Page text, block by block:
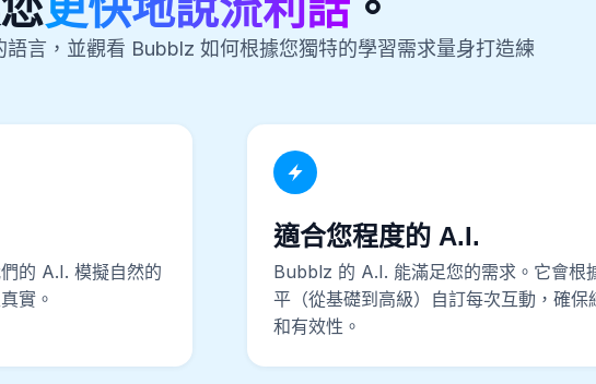
言，並觀看 Bubblz 如何根據您獨特的學習需求量身打造練
的 A.I. 模擬自然的
實。
適合您程度的 A.I.
Bubblz 的 A.I. 能滿足您的需求。它會根
平（從基礎到高級）自訂每次互動，確保
和有效性。